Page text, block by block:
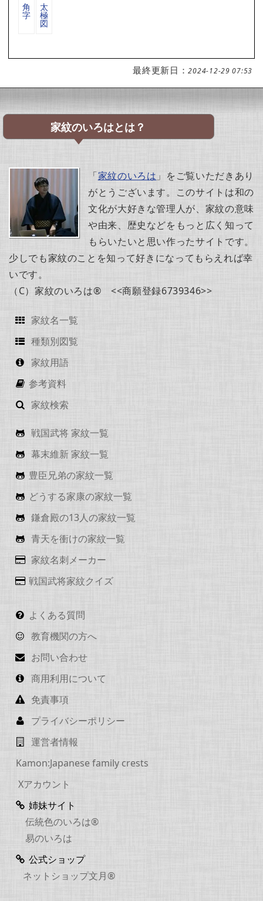
角
字
太
極
図
最終更新日：2024-12-29 07:53
家紋のいろはとは？
「家紋のいろは 」をご覧いただきあり
がとうございます。このサイトは和の
文化が大好きな管理人が、家紋の意味
や由来、歴史などをもっと広く知って
もらいたいと思い作ったサイトです。
少しでも家紋のことを知って好きになってもらえれば幸
いです。
（C）家紋のいろは® <<商願登録6739346>>
家紋名一覧
種類別図覧
家紋用語
参考資料
家紋検索
戦国武将 家紋一覧
幕末維新 家紋一覧
豊臣兄弟の家紋一覧
どうする家康の家紋一覧
鎌倉殿の13人の家紋一覧
青天を衝けの家紋一覧
家紋名刺メーカー
戦国武将家紋クイズ
よくある質問
教育機関の方へ
お問い合わせ
商用利用について
免責事項
プライバシーポリシー
運営者情報
Kamon:Japanese family crests
Xアカウント
姉妹サイト
伝統色のいろは®
易のいろは
公式ショップ
ネットショップ文月®